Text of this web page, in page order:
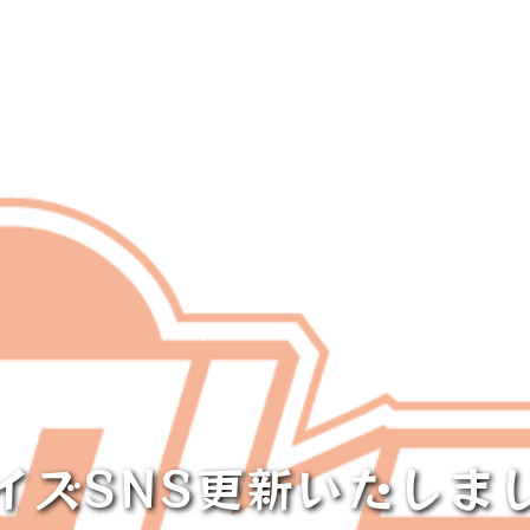
ズSNS更新いたしま